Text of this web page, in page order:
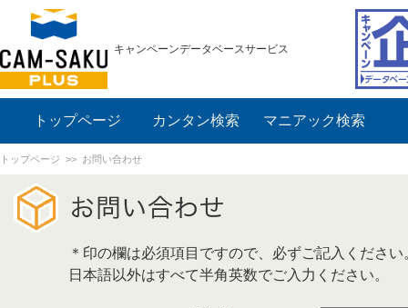
キャンペーンデータベースサービス
トップページ カンタン検索 マニアック検索
トップページ >> お問い合わせ
＊印の欄は必須項目ですので、必ずご記入ください
日本語以外はすべて半角英数でご入力ください。